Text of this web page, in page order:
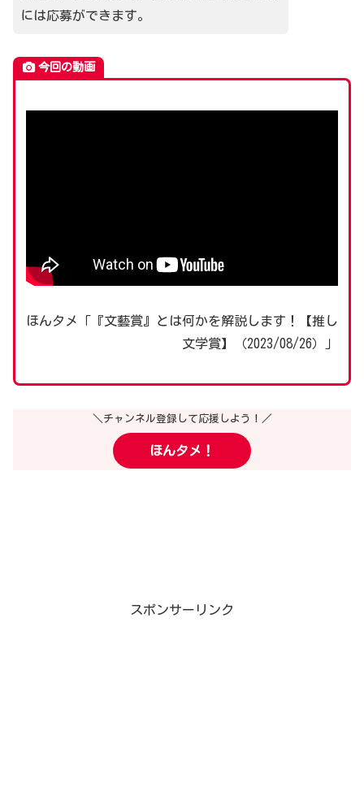
には応募ができます。
今回の動画
ほんタメ「『文藝賞』とは何かを解説します！【推し
文学賞】（2023/08/26）」
＼チャンネル登録して応援しよう！／
ほんタメ！
スポンサーリンク